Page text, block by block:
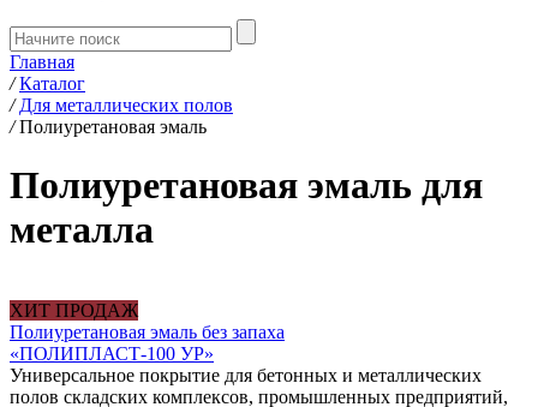
Главная
/ Каталог
/ Для металлических полов
/ Полиуретановая эмаль
Полиуретановая эмаль для
металла
ХИТ ПРОДАЖ
Полиуретановая эмаль без запаха
«ПОЛИПЛАСТ-100 УР»
Универсальное покрытие для бетонных и металлических
полов складских комплексов, промышленных предприятий,